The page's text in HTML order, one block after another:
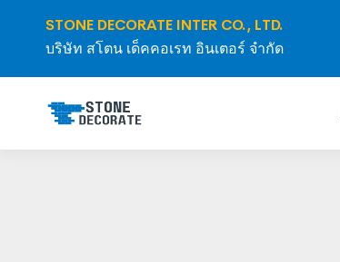
STONE DECORATE INTER CO., LTD.
บริษัท สโตน เด็คคอเรท อินเตอร์ จำกัด